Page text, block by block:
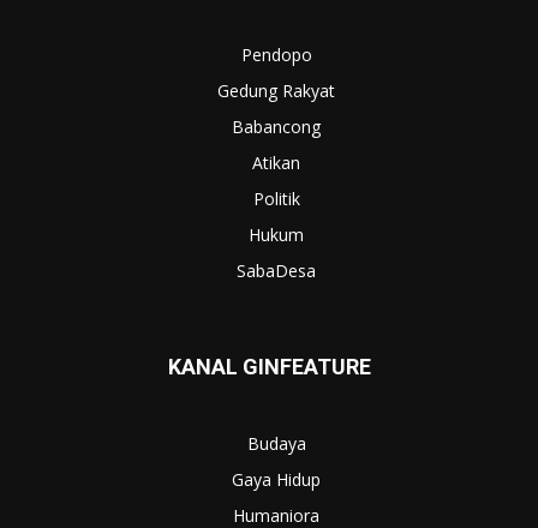
Pendopo
Gedung Rakyat
Babancong
Atikan
Politik
Hukum
SabaDesa
KANAL GINFEATURE
Budaya
Gaya Hidup
Humaniora